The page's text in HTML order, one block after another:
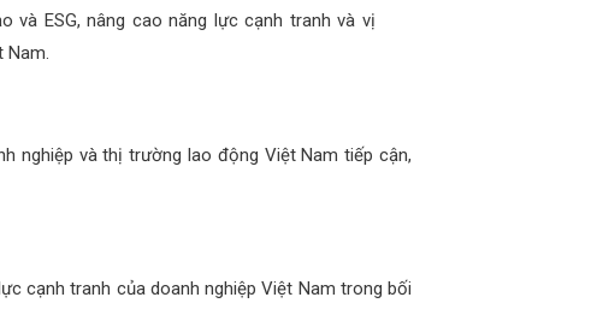
và ESG, nâng cao năng lực cạnh tranh và vị
Nam.
nghiệp và thị trường lao động Việt Nam tiếp cận,
cạnh tranh của doanh nghiệp Việt Nam trong bối